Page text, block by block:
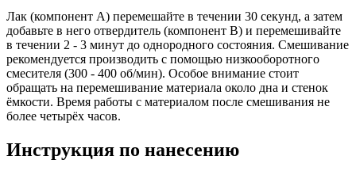
Лак (компонент А) перемешайте в течении 30 секунд, а затем
добавьте в него отвердитель (компонент В) и перемешивайте
в течении 2 - 3 минут до однородного состояния. Смешивание
рекомендуется производить с помощью низкооборотного
смесителя (300 - 400 об/мин). Особое внимание стоит
обращать на перемешивание материала около дна и стенок
ёмкости. Время работы с материалом после смешивания не
более четырёх часов.
Инструкция по нанесению